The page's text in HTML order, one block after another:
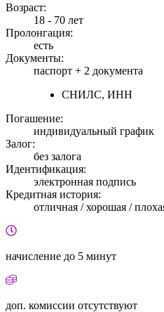
Возраст:
18 - 70 лет
Пролонгация:
есть
Документы:
паспорт + 2 документа
СНИЛС, ИНН
Погашение:
индивидуальный график
Залог:
без залога
Идентификация:
электронная подпись
Кредитная история:
отличная / хорошая /
начисление до 5 минут
доп. комиссии отсутствуют